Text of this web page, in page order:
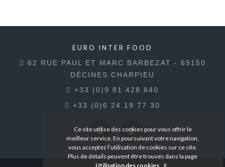
EURO INTER FOOD
62 RUE PAUL ET MARC BARBEZAT - 69150
DÉCINES CHARPIEU
+33 (0)9 81 428 840
+33 (0)6 24 19 77 30
Ce site utilise des cookies pour vous offrir le
meilleur service. En poursuivant votre navigation,
vous acceptez l’utilisation de cookies sur ce site.
Plus de détails peuvent être trouvés dans la page
Utilisation des cookies